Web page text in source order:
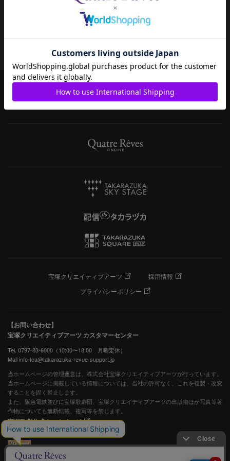
キャンセル・返品・交換
宝塚歌劇共通ID新規会員登録
特定商取引法について
宝塚クリエイティブアーツ
採用情報
プライバシーポリシー
【お問い合わせ】
宝塚クリエイティブアーツ カスタマーセンター
Tel. 0797-83-6000（10:00〜18:00 月曜定休）
Mail info-tca@takarazuka-revue-support.jp
当ホームページの管理運営は、株式会社宝塚クリエイティブアーツが行っています。
当ホームページに掲載している情報については、当社の許可なく、これを複製・改変
することを固く禁止します。
また、阪急電鉄並びに宝塚歌劇団、宝塚クリエイティブアーツの出版物ほか写真等著
作物についても無断転載、複写等を禁じます。
宝塚歌劇公式ホームページ
JASRAC許諾番号：S0507081515
JASRAC許諾番号：9009941002Y45040